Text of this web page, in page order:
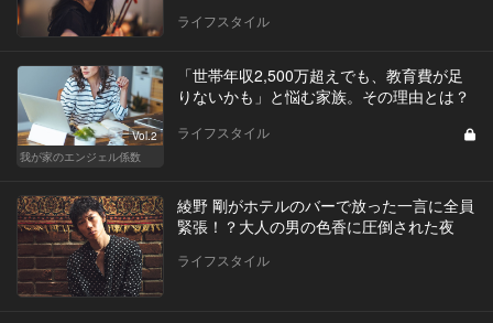
ライフスタイル
Vol.2
我が家のエンジェル係数
「世帯年収2,500万超えでも、教育費が足
りないかも」と悩む家族。その理由とは？
ライフスタイル
綾野 剛がホテルのバーで放った一言に全員
緊張！？大人の男の色香に圧倒された夜
ライフスタイル